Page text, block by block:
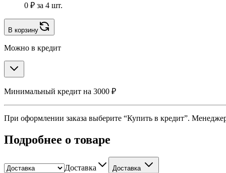
0 ₽ за 4 шт.
В корзину
Можно в кредит
Минимальный кредит на 3000 ₽
При оформлении заказа выберите “Купить в кредит”.
Подробнее о товаре
Доставка Доставка